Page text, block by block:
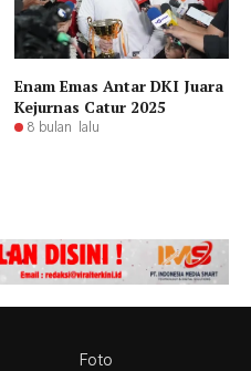
Enam Emas Antar DKI Juara
Kejurnas Catur 2025
8 bulan lalu
Foto